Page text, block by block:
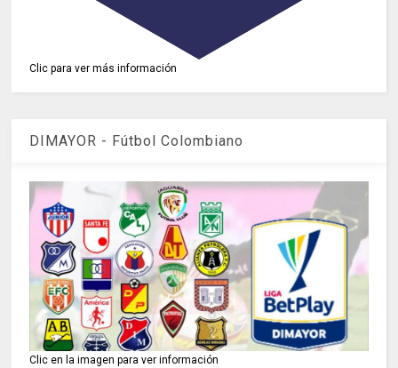
Clic para ver más información
DIMAYOR - Fútbol Colombiano
Clic en la imagen para ver información